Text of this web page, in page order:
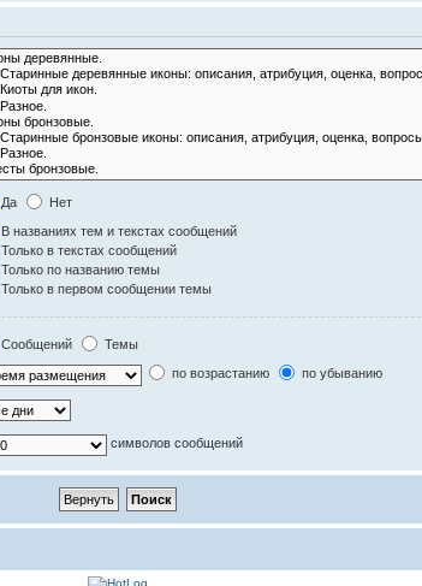
Да
Нет
В названиях тем и текстах сообщений
Только в текстах сообщений
Только по названию темы
Только в первом сообщении темы
Сообщений
Темы
по возрастанию по убыванию
символов сообщений